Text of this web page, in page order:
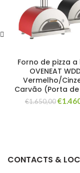
Forno de pizza a
OVENEAT
Vermelho/
Carvão (Porta
€1.650,00O
€
CONTACTS &